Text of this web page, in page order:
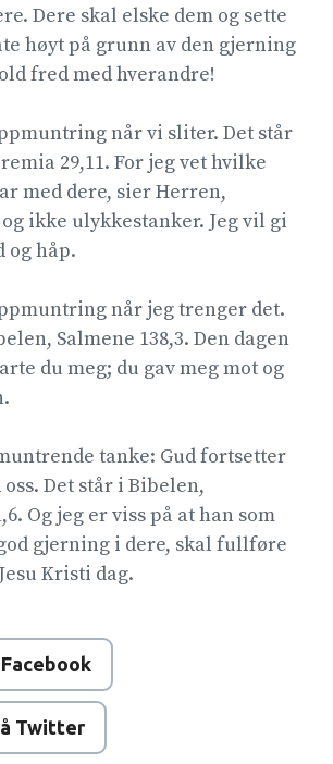
Dere skal elske dem og sette
høyt på grunn av den gjerning
fred med hverandre!
når vi sliter. Det står
29,11. For jeg vet hvilke
med dere, sier Herren,
ikke ulykkestanker. Jeg vil gi
håp.
når jeg trenger det.
Salmene 138,3. Den dagen
du meg; du gav meg mot og
tanke: Gud fortsetter
Det står i Bibelen,
Og jeg er viss på at han som
gjerning i dere, skal fullføre
Kristi dag.
Twitter